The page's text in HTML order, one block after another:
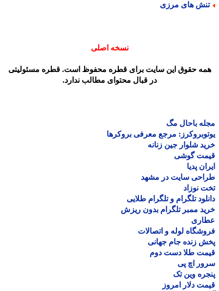
های مرزی
نسخه اصلی
حقوق این سایت برای قطره محفوظ است. قطره مسئولیتی
در قبال محتوای مطالب ندارد.
باحال مگ
مرجع معرفی بروکرها
شلوار جین زنانه
گوشی
پدیا
سایت در مشهد
نوزاد
تلگرام و تلگرام طلایی
ممبر تلگرام بدون ریزش
لوله و اتصالات
زنده جام جهانی
طلا دست دوم
اچ پی
وین تک
دلار امروز